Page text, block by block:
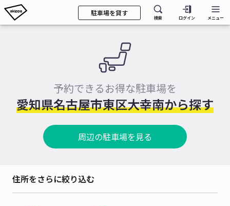
駐車場を貸す
検索 ログイン メニュー
予約できるお得な駐車場を
愛知県名古屋市東区大幸南から探す
周辺の駐車場を見る
住所をさらに絞り込む